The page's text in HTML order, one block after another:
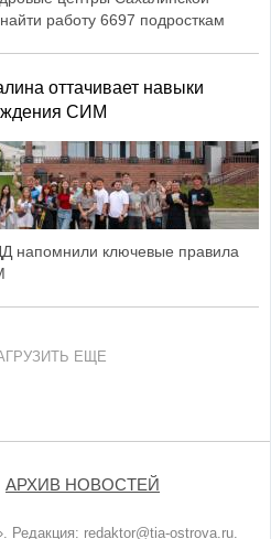
работу 6697 подросткам
оттачивает навыки
СИМ
напомнили ключевые правила
ЕЩЕ
АРХИВ НОВОСТЕЙ
Редакция: redaktor@tia-ostrova.ru.